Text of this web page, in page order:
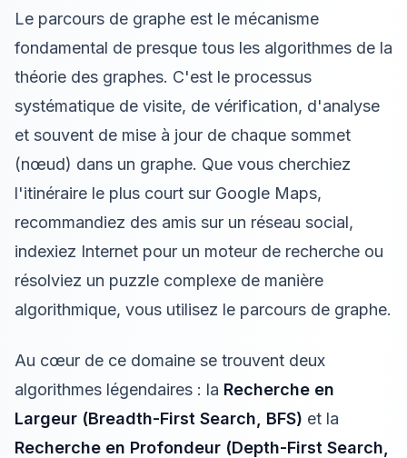
Le parcours de graphe est le mécanisme
fondamental de presque tous les algorithmes de la
théorie des graphes. C'est le processus
systématique de visite, de vérification, d'analyse
et souvent de mise à jour de chaque sommet
(nœud) dans un graphe. Que vous cherchiez
l'itinéraire le plus court sur Google Maps,
recommandiez des amis sur un réseau social,
indexiez Internet pour un moteur de recherche ou
résolviez un puzzle complexe de manière
algorithmique, vous utilisez le parcours de graphe.
Au cœur de ce domaine se trouvent deux
algorithmes légendaires : la Recherche en
Largeur (Breadth-First Search, BFS) et la
Recherche en Profondeur (Depth-First Search,